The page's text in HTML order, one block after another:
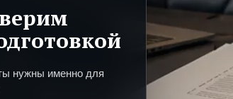
нужны именно для